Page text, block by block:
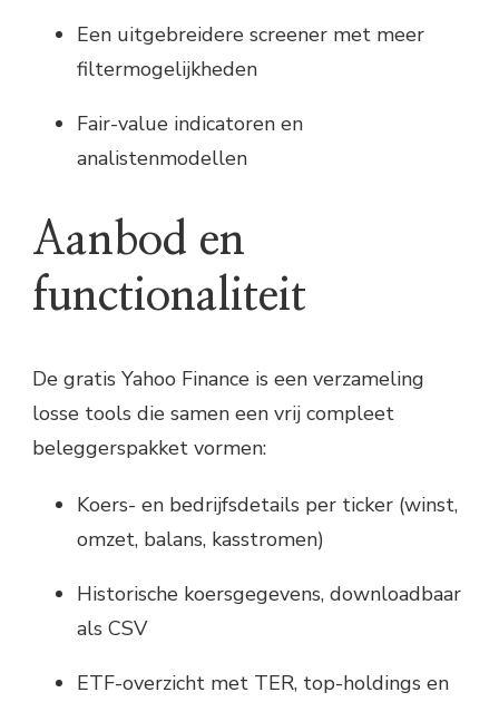
Een uitgebreidere screener met meer
filtermogelijkheden
Fair-value indicatoren en
analistenmodellen
Aanbod en
functionaliteit
De gratis Yahoo Finance is een verzameling
losse tools die samen een vrij compleet
beleggerspakket vormen:
Koers- en bedrijfsdetails per ticker (winst,
omzet, balans, kasstromen)
Historische koersgegevens, downloadbaar
als CSV
ETF-overzicht met TER, top-holdings en